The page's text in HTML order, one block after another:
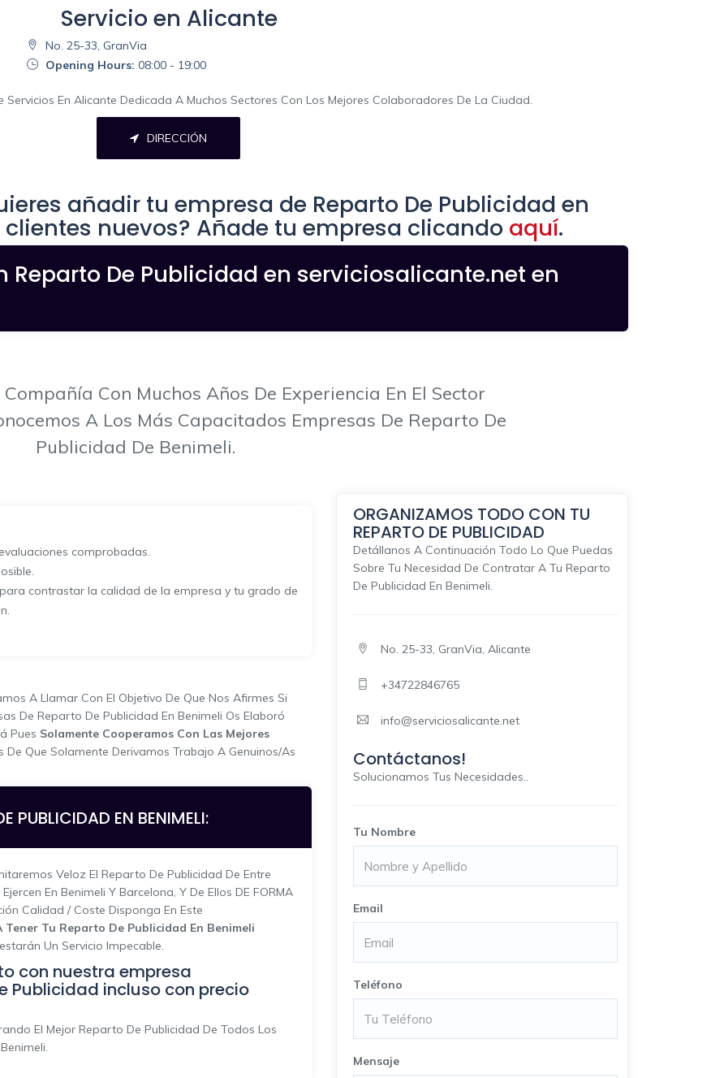
Servicio en Alicante
No. 25-33, GranVia
Opening Hours: 08:00 - 19:00
Servicios En Alicante Dedicada A Muchos Sectores Con Los Mejores Colaboradores De La Ciudad.
DIRECCIÓN
añadir tu empresa de Reparto De Publicidad en
nuevos? Añade tu empresa clicando aquí.
Reparto De Publicidad en serviciosalicante.net en
Con Muchos Años De Experiencia En El Sector
A Los Más Capacitados Empresas De Reparto De
Publicidad De Benimeli.
comprobadas.
contrastar la calidad de la empresa y tu grado de
A Llamar Con El Objetivo De Que Nos Afirmes Si
De Reparto De Publicidad En Benimeli Os Elaboró
Pues Solamente Cooperamos Con Las Mejores
De Que Solamente Derivamos Trabajo A Genuinos/as
PUBLICIDAD EN BENIMELI:
Veloz El Reparto De Publicidad De Entre
En Benimeli Y Barcelona, Y De Ellos DE FORMA
Calidad / Coste Disponga En Este
Tener Tu Reparto De Publicidad En Benimeli
Un Servicio Impecable.
con nuestra empresa
Publicidad incluso con precio
El Mejor Reparto De Publicidad De Todos Los
ORGANIZAMOS TODO CON TU
REPARTO DE PUBLICIDAD
Detállanos A Continuación Todo Lo Que Puedas
Sobre Tu Necesidad De Contratar A Tu Reparto
De Publicidad En Benimeli.
No. 25-33, GranVia, Alicante
+34722846765
info@serviciosalicante.net
Contáctanos!
Solucionamos Tus Necesidades..
Tu Nombre
Email
Teléfono
Mensaje